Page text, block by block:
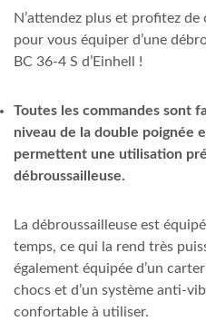
N’attendez plus et profitez
pour vous équiper d’une
BC 36-4 S d’Einhell !
Toutes les commandes sont
niveau de la double poignée
permettent une utilisation
débroussailleuse.
La débroussailleuse est
temps, ce qui la rend très
également équipée d’un
chocs et d’un système anti-
confortable à utiliser.